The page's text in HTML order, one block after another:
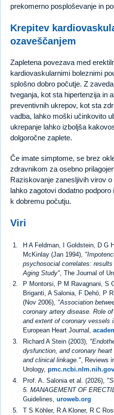
prekomerno posploševanje in
Krepitev
ozaveščanjem
Zapletena povezava med
kardiovaskularnimi boleznimi
splošno dobro počutje. Z
tveganja, kot sta hipertenzija in
preventivnih ukrepov, kot sta
vadba, lahko moški učinkovito
ukrepanje lahko izboljša
dolgoročne zaplete.
Če imate simptome, se brez
zdravnikom za osebno
Raziskovanje zanesljivih virov
lahko zagotovi dodatno
k dobremu počutju.
Viri
H A Feldman, I Goldstein, D G
McKinlay (Jan 1994),
psychosocial correlates:
Aging Study" , The Journal of
P Montorsi, P M Ravagnani, S
Briganti, A Salonia, F Dehò, P
(Nov 2006), "Association
coronary artery disease. Role
and extent of coronary vessels
European Heart Journal,
Richard A Stein (2003),
dysfunction, and coronary
and clinical linkage.", Reviews
Urology, pmc.ncbi.nlm.nih.gov
Prof. A. Salonia et al. (2026),
5. MANAGEMENT OF
Guidelines, uroweb.org
T S Köhler, R A Kloner, R C